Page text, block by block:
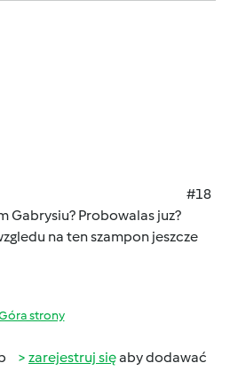
#18
Gabrysiu? Probowalas juz?
na ten szampon jeszcze
strony
zarejestruj sięaby dodawać